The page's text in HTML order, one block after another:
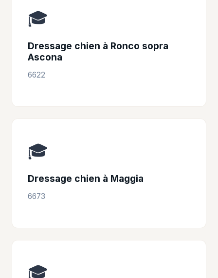
🎓
Dressage chien à Ronco sopra
Ascona
6622
🎓
Dressage chien à Maggia
6673
🎓